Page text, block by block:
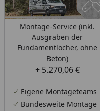
Montage-Service (inkl.
Ausgraben der
Fundamentlöcher, ohne
Beton)
+ 5.270,06 €
Eigene Montageteams
Bundesweite Montage